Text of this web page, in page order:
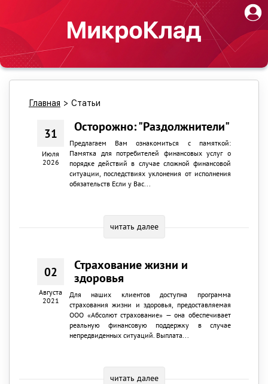
Главная > Статьи
31
Июля
2026
Осторожно: "Раздолжнители"
Предлагаем Вам ознакомиться с памяткой:
Памятка для потребителей финансовых услуг о
порядке действий в случае сложной финансовой
ситуации, последствиях уклонения от исполнения
обязательств Если у Вас...
читать далее
02
Августа
2021
Страхование жизни и
здоровья
Для наших клиентов доступна программа
страхования жизни и здоровья, предоставляемая
ООО «Абсолют страхование» — она обеспечивает
реальную финансовую поддержку в случае
непредвиденных ситуаций. Выплата...
читать далее